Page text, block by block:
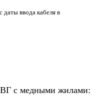
даты ввода кабеля в
с медными жилами: